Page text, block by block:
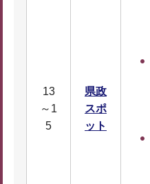
13
～1
5
県政
スポ
ット